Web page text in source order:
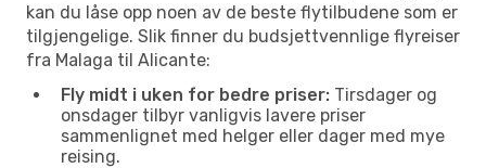
kan du låse opp noen av de beste flytilbudene som er
tilgjengelige. Slik finner du budsjettvennlige flyreiser
fra Malaga til Alicante:
Fly midt i uken for bedre priser: Tirsdager og
onsdager tilbyr vanligvis lavere priser
sammenlignet med helger eller dager med mye
reising.